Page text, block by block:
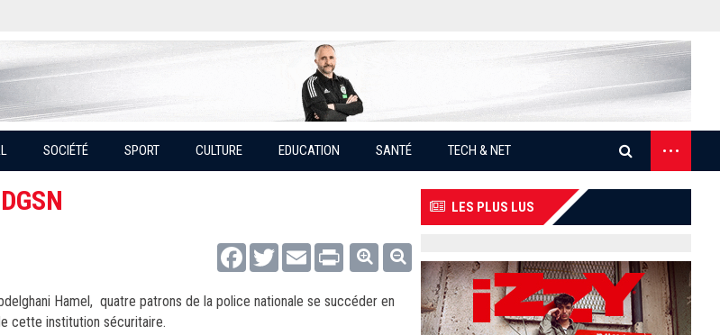
SOCIÉTÉ SPORT CULTURE EDUCATION SANTÉ TECH & NET
...
FacebookTwitter Email Print
Hamel, quatre patrons de la police nationale se succéder en
cette institution sécuritaire.
LES PLUS LUS